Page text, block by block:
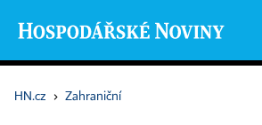
HN.cz › Zahraniční